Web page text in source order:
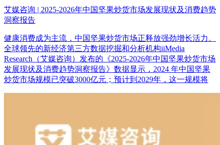
艾媒咨询 | 2025-2026年中国坚果炒货市场发展现状及消费趋势
洞察报告
健康消费成为主流，中国坚果炒货市场正释放强劲增长活力。
全球领先的新经济第三方数据挖掘和分析机构iiMedia
Research（艾媒咨询）发布的《2025-2026年中国坚果炒货市场
发展现状及消费趋势洞察报告》数据显示，2024 年中国坚果
炒货市场规模已突破3000亿元；预计到2029年，这一规模将